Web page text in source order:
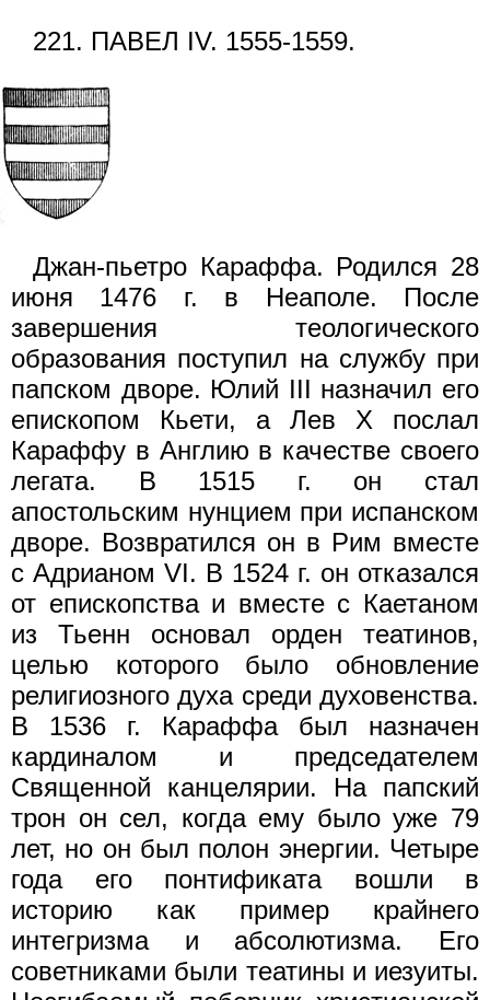
221. ПАВЕЛ IV. 1555-1559.
Джан-пьетро Караффа. Родился 28
июня 1476 г. в Неаполе. После
завершения теологического
образования поступил на службу при
папском дворе. Юлий III назначил его
епископом Кьети, а Лев X послал
Караффу в Англию в качестве своего
легата. В 1515 г. он стал
апостольским нунцием при испанском
дворе. Возвратился он в Рим вместе
с Адрианом VI. В 1524 г. он отказался
от епископства и вместе с Каетаном
из Тьенн основал орден театинов,
целью которого было обновление
религиозного духа среди духовенства.
В 1536 г. Караффа был назначен
кардиналом и председателем
Священной канцелярии. На папский
трон он сел, когда ему было уже 79
лет, но он был полон энергии. Четыре
года его понтификата вошли в
историю как пример крайнего
интегризма и абсолютизма. Его
советниками были театины и иезуиты.